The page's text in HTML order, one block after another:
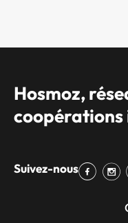
Hosmoz,
coopérations
Suivez-nous